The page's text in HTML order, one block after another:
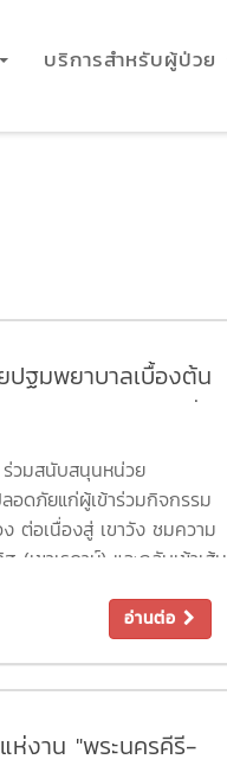
บริการสำหรับผู้ป่วย
ปฐมพยาบาลเบื้องต้น
เข้าร่วมกิจกรรม วิ่ง
วมสนับสนุนหน่วย
อดภัยแก่ผู้เข้าร่วมกิจกรรม
ต่อเนื่องสู่ เขาวัง ชมความ
(เขาเรดาห์) และกลับเข้าเส้น
นครั้งนี้ รูปภาพบรรยากาศ
รยากาศแห่งการส่งเสริมสุข
อ่านต่อ
ห่งาน "พระนครคีรี-